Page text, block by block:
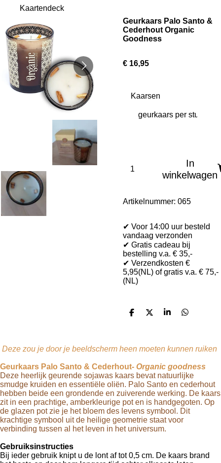
Kaartendeck
Geurkaars Palo Santo &
Cederhout Organic
Goodness
€ 16,95
Kaarsen
In
winkelwagen
Artikelnummer: 065
✔ Voor 14:00 uur besteld
vandaag verzonden
✔ Gratis cadeau bij
bestelling v.a. € 35,-
✔ Verzendkosten €
5,95(NL) of gratis v.a. € 75,-
(NL)
D
n
D
S
e
D
n
Deze zou je door je beeldscherm heen moeten kunnen ruiken
Geurkaars Palo Santo & Cederhout- Organic goodness
Deze heerlijk geurende sojawas kaars bevat natuurlijke
smudge kruiden en essentiële oliën. Palo Santo en cederhout
hebben beide een grondende en zuiverende werking. De kaars
zit in een prachtige, amberkleurige pot en is handgegoten. Op
de glazen pot zie je het bloem des levens symbool. Dit
krachtige symbool uit de heilige geometrie staat voor
verbinding tussen al het leven in het universum.
Gebruiksinstructies
Bij ieder gebruik knipt u de lont af tot 0,5 cm. De kaars brand